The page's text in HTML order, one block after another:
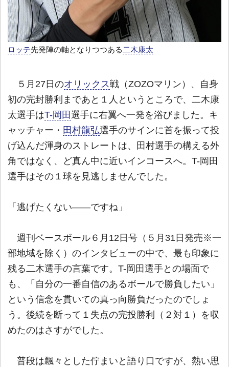
ロッテ先発陣の軸となりつつある二木康太
５月27日のオリックス戦（ZOZOマリン）、自身
初の完封勝利まであと１人というところで、二木康
太選手はT-岡田 選手に右翼へ一発を浴びました。キ
ャッチャー・ 田村龍弘選手のサインに首を振って投
げ込んだ渾身のストレートは、田村選手の構える外
角ではなく、ど真ん中に近いインコースへ。T-岡田
選手はその１球を見逃しませんでした。
「逃げたくない――ですね」
週刊ベースボール６月12日号（５月31日発売※一
部地域を除く）のインタビューの中で、最も印象に
残る二木選手の言葉です。T-岡田選手との場面で
も、「自分の一番自信のあるボールで勝負したい」
という信念を貫いての真っ向勝負だったのでしょ
う。後続を断って１失点の完投勝利（２対１）を収
めたのはさすがでした。
普段は飄々とした佇まいと語り口ですが、熱い思